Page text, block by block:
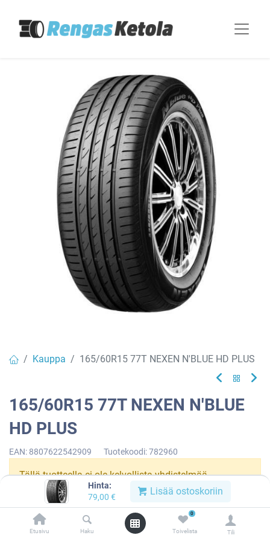
Hinta:
79,00 € Lisää ostoskoriin
Etusivu Haku
0
Toivelista Tili
Kauppa 165/60R15 77T NEXEN N'BLUE HD PLUS
165/60R15 77T NEXEN N'BLUE
HD PLUS
EAN: 8807622542909 Tuotekoodi:782960
Tällä tuotteella ei ole kelvollista yhdistelmää.
NEXEN